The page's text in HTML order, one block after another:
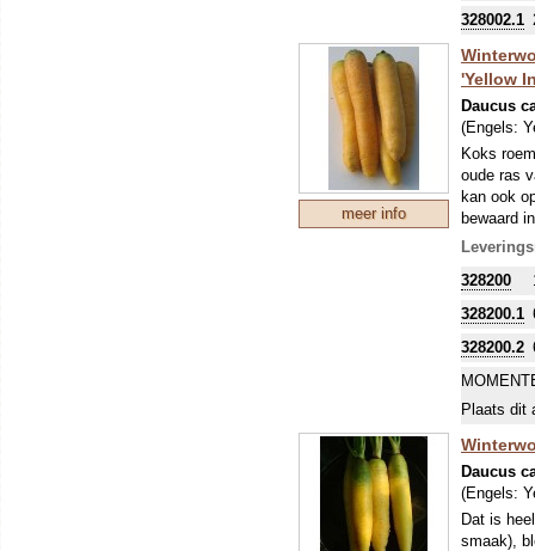
het
3) Er
328002.1
meer info
'Yellow
Daucus
(Engels:
Koks
oude ras
kan ook
bewaard
ogen en
328200
328200.1
328200.2
Plaats dit
Daucus
(Engels:
Dat is
smaak),